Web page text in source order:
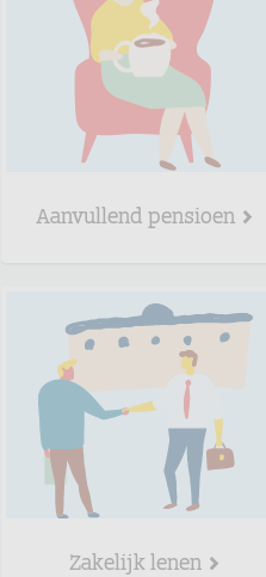
Aanvullend pensioen
Zakelijk lenen